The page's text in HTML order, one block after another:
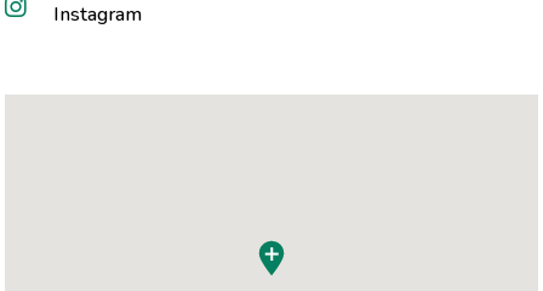
Instagram